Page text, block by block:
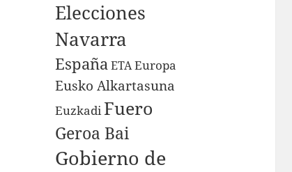
Elecciones
Navarra
EspañaETAEuropa
Eusko Alkartasuna
Euzkadi Fuero
Geroa Bai
Gobierno de